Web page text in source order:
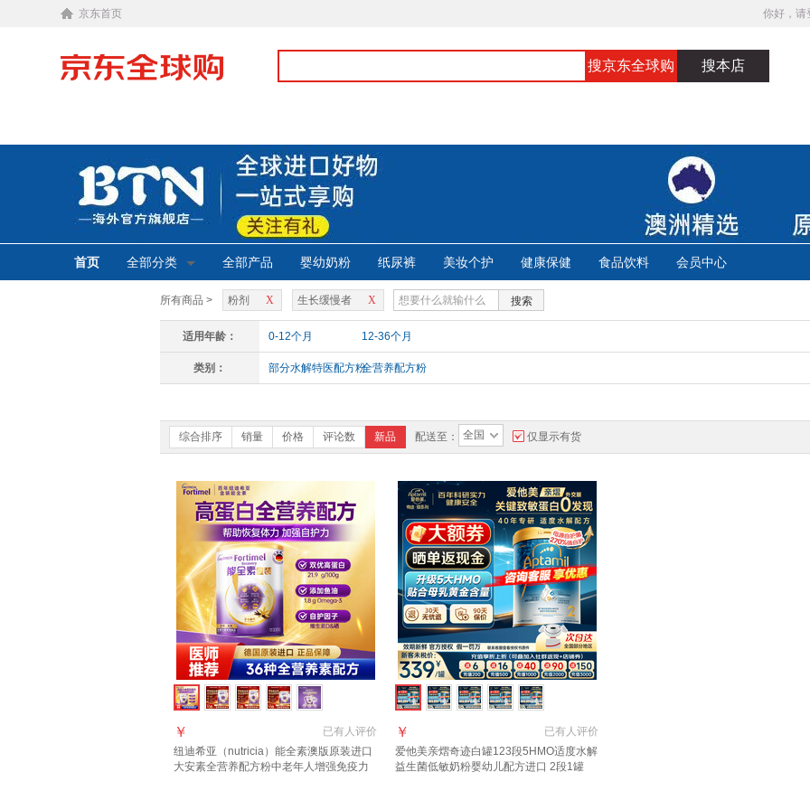
京东首页 你好，请
搜京东全球购 搜本店
首页 全部分类 全部产品 婴幼奶粉 纸尿裤 美妆个护 健康保健 食品饮料 会员中心
所有商品 > X
粉剂 X
生长缓慢者 搜索
适用年龄： 0-12个月 12-36个月
类别： 部分水解特医配方粉全营养配方粉
综合排序 销量 价格 评论数 新品 配送至： 全国 仅显示有货
已有人评价
￥
纽迪希亚（nutricia）能全素澳版原装进口
大安素全营养配方粉中老年人增强免疫力
已有人评价
￥
爱他美亲熠奇迹白罐123段5HMO适度水解
益生菌低敏奶粉婴幼儿配方进口 2段1罐